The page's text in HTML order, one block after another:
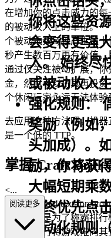
你将这些资
会变得更强
入。始终尽
或被动收入
强化规则：
奖励（例如
头加成）。
励，你将获
大幅短期乘数
始终优先点
自动化规则
在增加你的点击威力的每
的被动收入上的单位。
个被动乘数每秒产生数
秒产生数百万更有价值。
通过仅关注被动扩展，
金，然后可以将其再投
个休闲玩家永远无法体验
去应用这种方法吧。机
是一个低的 TTP。
掌握 Craft Drill
<...
p class="mb-4 text-
你来这里是为了称霸排
心，并执行将游戏推向
阅读更多